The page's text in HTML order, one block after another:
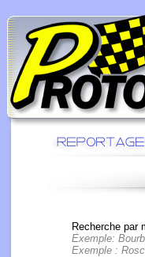
Recherche par
Exemple:
Exemple :